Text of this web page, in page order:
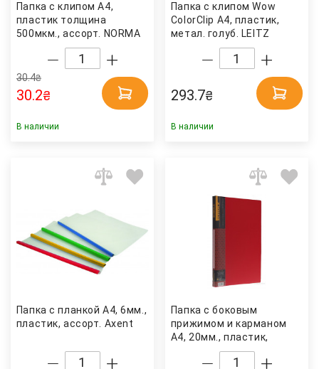
Папка с клипом А4,
пластик толщина
500мкм., ассорт. NORMA
30.4₴
30.2₴
В наличии
Папка с клипом Wow
ColorClip А4, пластик,
метал. голуб. LEITZ
293.7₴
В наличии
Папка с планкой А4, 6мм.,
пластик, ассорт. Axent
Папка с боковым
прижимом и карманом
А4, 20мм., пластик,
красн. Scholz